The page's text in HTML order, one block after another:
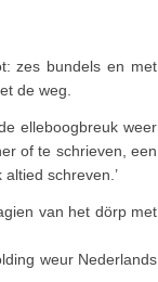
zes bundels en met
de weg.
elleboogbreuk weer
of te schrieven, een
schreven.’
van het dörp met
weur Nederlands